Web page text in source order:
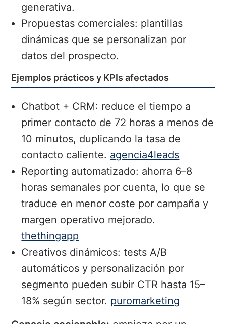
generativa.
Propuestas comerciales: plantillas
dinámicas que se personalizan por
datos del prospecto.
Ejemplos prácticos y KPIs afectados
Chatbot + CRM: reduce el tiempo a
primer contacto de 72 horas a menos de
10 minutos, duplicando la tasa de
contacto caliente. agencia4leads
Reporting automatizado: ahorra 6–8
horas semanales por cuenta, lo que se
traduce en menor coste por campaña y
margen operativo mejorado.
thethingapp
Creativos dinámicos: tests A/B
automáticos y personalización por
segmento pueden subir CTR hasta 15–
18% según sector. puromarketing